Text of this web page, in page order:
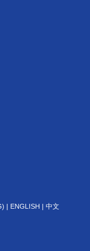
| ENGLISH | 中文